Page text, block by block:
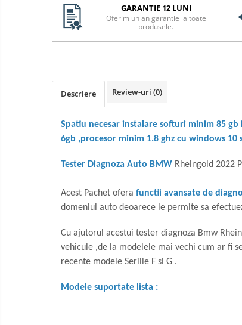
GARANTIE 12 LUNI
Oferim un an garantie la toate
produsele.
Descriere Review-uri (0)
Spatiu necesar instalare softuri minim 85
6gb ,procesor minim 1.8 ghz cu windows 10
Tester Diagnoza Auto BMW Rheingold 2022
Acest Pachet ofera functii avansate de
domeniul auto deoarece le permite sa
Cu ajutorul acestui tester diagnoza Bmw
vehicule ,de la modelele mai vechi cum ar fi
recente modele Seriile F si G .
Modele suportate lista :